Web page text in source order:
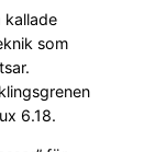
kallade
som
6.18.